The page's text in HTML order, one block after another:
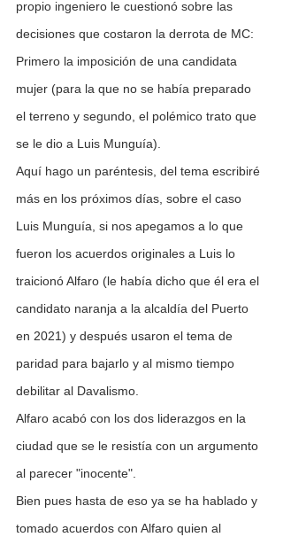
propio ingeniero le cuestionó sobre las
decisiones que costaron la derrota de MC:
Primero la imposición de una candidata
mujer (para la que no se había preparado
el terreno y segundo, el polémico trato que
se le dio a Luis Munguía).
Aquí hago un paréntesis, del tema escribiré
más en los próximos días, sobre el caso
Luis Munguía, si nos apegamos a lo que
fueron los acuerdos originales a Luis lo
traicionó Alfaro (le había dicho que él era el
candidato naranja a la alcaldía del Puerto
en 2021) y después usaron el tema de
paridad para bajarlo y al mismo tiempo
debilitar al Davalismo.
Alfaro acabó con los dos liderazgos en la
ciudad que se le resistía con un argumento
al parecer "inocente".
Bien pues hasta de eso ya se ha hablado y
tomado acuerdos con Alfaro quien al